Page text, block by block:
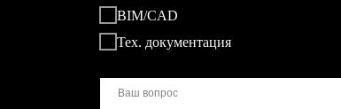
BIM/CAD
Тех. документация